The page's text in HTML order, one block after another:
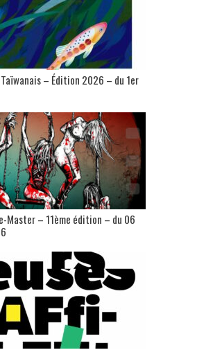
– Édition 2026 – du 1er
Master – 11ème édition – du 06